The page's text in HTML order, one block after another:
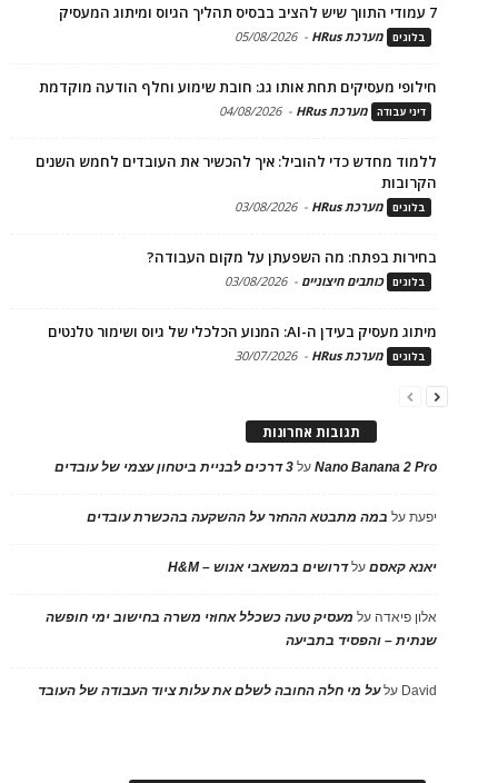
7 עמודי התווך שיש להציב בבסיס תהליך הגיוס ומיתוג המעסיק
בלוגים מערכת HRus -
05/08/2026
חילופי מעסיקים תחת אותו גג: חובת שימוע וחלף הודעה מוקדמת
דיני עבודה מערכת HRus -
04/08/2026
ללמוד מחדש כדי להוביל: איך להכשיר את העובדים לחמש השנים
הקרובות
בלוגים מערכת HRus -
03/08/2026
בחירות בפתח: מה השפעתן על מקום העבודה?
בלוגים כותבים חיצוניים -
03/08/2026
מיתוג מעסיק בעידן ה-AI: המנוע הכלכלי של גיוס ושימור טלנטים
בלוגים מערכת HRus -
30/07/2026
תגובות אחרונות
Nano Banana 2 Proעל 3 דרכים לבניית ביטחון עצמי של עובדים
יפעתעל במה מתבטא ההחזר על ההשקעה בהכשרת עובדים
יאנא קאסםעלדרושים במשאבי אנוש – H&M
אלון פיאדה על מעסיק טעה כשכלל אחוזי משרה בחישוב ימי חופשה
שנתית – והפסיד בתביעה
David עלעל מי חלה החובה לשלם את עלות ציוד העבודה של העובד